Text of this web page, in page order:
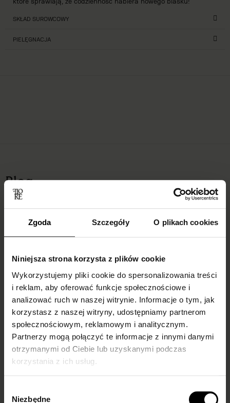
Zgoda Szczegóły O plikach cookies
Niniejsza strona korzysta z plików cookie
Wykorzystujemy pliki cookie do spersonalizowania treści
i reklam, aby oferować funkcje społecznościowe i
analizować ruch w naszej witrynie. Informacje o tym, jak
korzystasz z naszej witryny, udostępniamy partnerom
społecznościowym, reklamowym i analitycznym.
Partnerzy mogą połączyć te informacje z innymi danymi
otrzymanymi od Ciebie lub uzyskanymi podczas
korzystania z ich usług.
Niezbędne
SKŁAD SUROWCOWY
PIELĘGNACJA
Blog
Skarpetki do
mokasynów
damskich –
inspiracje i trendy
może we wzory?
Do czego ubrać
kabaretki i jak je
nosić?
jak je nosić, by wyglądać